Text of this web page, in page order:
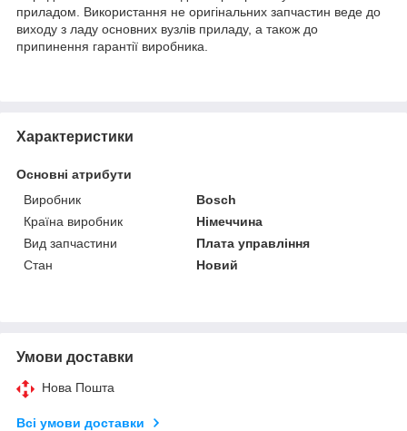
приладом. Використання не оригінальних запчастин веде до
виходу з ладу основних вузлів приладу, а також до
припинення гарантії виробника.
Характеристики
Основні атрибути
Виробник
Bosch
Країна виробник
Німеччина
Вид запчастини
Плата управління
Стан
Новий
Умови доставки
Нова Пошта
Всі умови доставки